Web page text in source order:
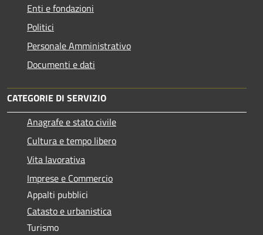
Enti e fondazioni
Politici
Personale Amministrativo
Documenti e dati
CATEGORIE DI SERVIZIO
Anagrafe e stato civile
Cultura e tempo libero
Vita lavorativa
Imprese e Commercio
Appalti pubblici
Catasto e urbanistica
Turismo